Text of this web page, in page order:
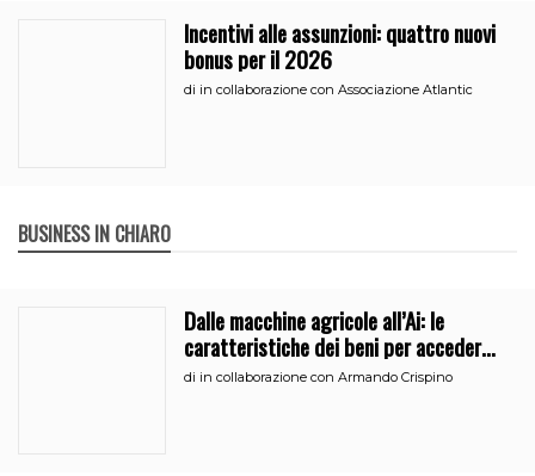
Incentivi alle assunzioni: quattro nuovi
bonus per il 2026
di in collaborazione con Associazione Atlantic
BUSINESS IN CHIARO
Dalle macchine agricole all’Ai: le
caratteristiche dei beni per accedere
all’iperammortamento
di in collaborazione con Armando Crispino